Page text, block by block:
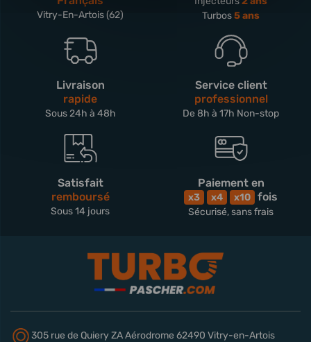
Vitry-En-Artois (62)
Turbos5 ans
Livraison
rapide
Sous 24h à 48h
Service client
professionnel
De 8h à 17h Non-stop
Satisfait
remboursé
Sous 14 jours
Paiement en
x3 x4 x10 fois
Sécurisé, sans frais
305 rue de QuieryZA Aérodrome 62490 Vitry-en-Artois